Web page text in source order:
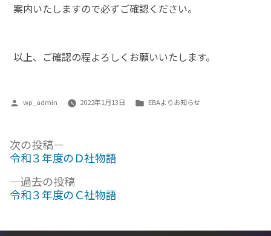
案内いたしますので必ずご確認ください。
以上、ご確認の程よろしくお願いいたします。
投
wp_admin 2022年1月13日
カ
EBAよりお知らせ
投
稿
ナ
ビ
過去の投稿
去
令和３年度のＣ社物語
次の投稿
の
稿:
令和３年度のＤ社物語